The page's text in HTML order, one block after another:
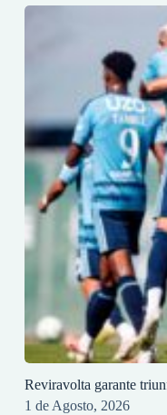
Reviravolta garante
1 de Agosto, 2026